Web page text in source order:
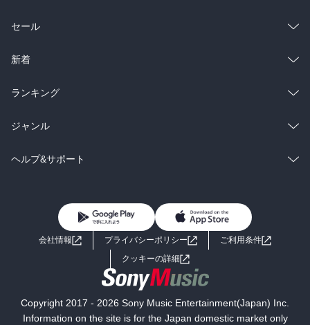
総合
ラノベ
雑誌・グラビア
BL・TL
セール
総合
ラノベ
雑誌・グラビア
BL・TL
新着
総合
ラノベ
雑誌・グラビア
ランキング
総合
ラノベ
ジャンル
コミック
ライトノベル 男子向けラノベ
小説
海外小説
ミステリー SF
ヘルプ&サポート
よくあるご質問 お問い合わせ
会社情報 プライバシーポリシー
ご利用条件
クッキーの詳細
Copyright 2017 - 2026 Sony Music Entertainment(Japan) Inc.
Information on the site is for the Japan domestic market only